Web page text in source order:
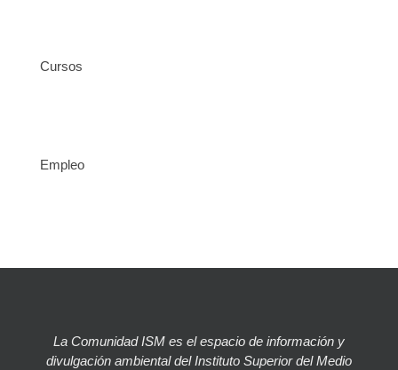
Cursos
Empleo
La Comunidad ISM es el espacio de información y
divulgación ambiental del Instituto Superior del Medio